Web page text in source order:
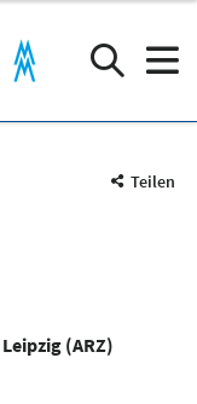
Teilen
(ARZ)